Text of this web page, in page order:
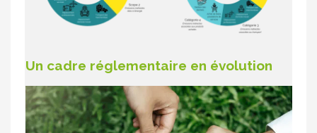
Un cadre réglementaire en évolution